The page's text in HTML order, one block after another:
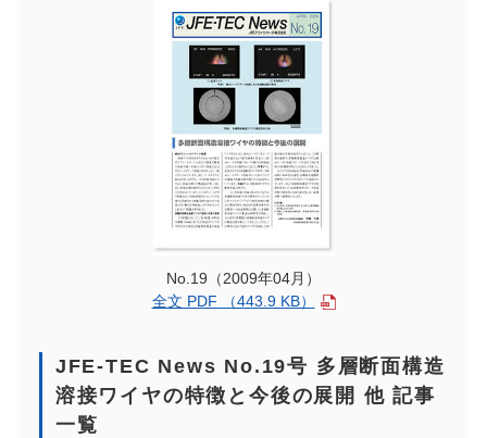
JFE-TEC News No.19号 多層断面構造
溶接ワイヤの特徴と今後の展開 他 記事
一覧
No.19（2009年04月）
全文 PDF （443.9 KB）